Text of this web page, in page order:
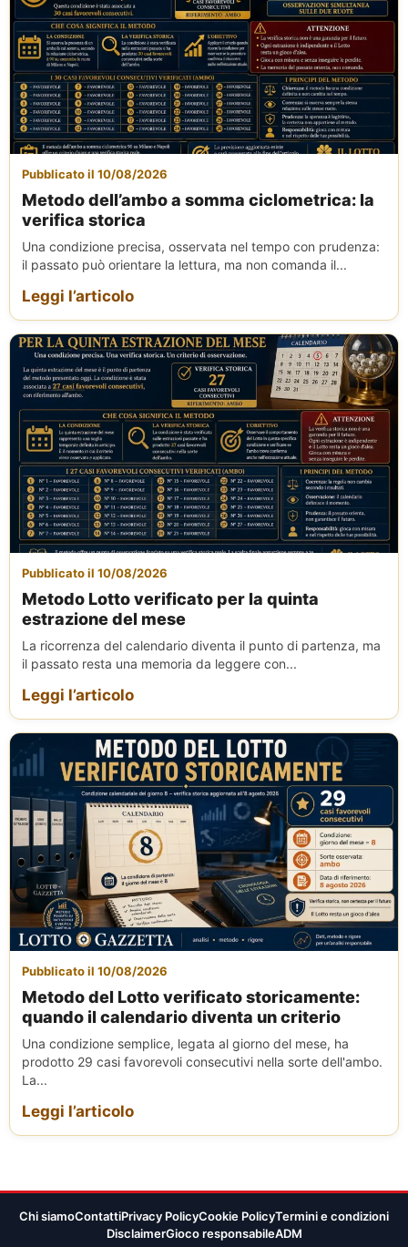
Pubblicato il 10/08/2026
Metodo dell’ambo a somma ciclometrica: la
verifica storica
Una condizione precisa, osservata nel tempo con prudenza:
il passato può orientare la lettura, ma non comanda il...
Leggi l’articolo
Pubblicato il 10/08/2026
Metodo Lotto verificato per la quinta
estrazione del mese
La ricorrenza del calendario diventa il punto di partenza, ma
il passato resta una memoria da leggere con...
Leggi l’articolo
Pubblicato il 10/08/2026
Metodo del Lotto verificato storicamente:
quando il calendario diventa un criterio
Una condizione semplice, legata al giorno del mese, ha
prodotto 29 casi favorevoli consecutivi nella sorte dell'ambo.
La...
Leggi l’articolo
Chi siamoContattiPrivacy PolicyCookie PolicyTermini e condizioni
DisclaimerGioco responsabileADM